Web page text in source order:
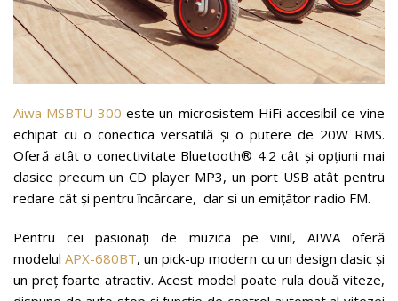
Aiwa MSBTU-300 este un microsistem HiFi accesibil ce vine
echipat cu o conectica versatilă şi o putere de 20W RMS.
Oferă atât o conectivitate Bluetooth® 4.2 cât şi opţiuni mai
clasice precum un CD player MP3, un port USB atât pentru
redare cât şi pentru încărcare, dar si un emiţător radio FM.
Pentru cei pasionaţi de muzica pe vinil, AIWA oferă
modelulAPX-680BT, un pick-up modern cu un design clasic şi
un preţ foarte atractiv. Acest model poate rula două viteze,